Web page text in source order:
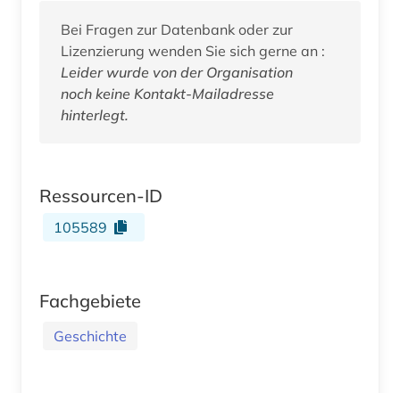
Bei Fragen zur Datenbank oder zur
Lizenzierung wenden Sie sich gerne an :
Leider wurde von der Organisation
noch keine Kontakt-Mailadresse
hinterlegt.
Ressourcen-ID
105589
Fachgebiete
Geschichte